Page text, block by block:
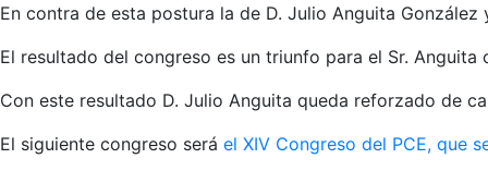
En contra de esta postura la de D. Julio Anguita
El resultado del congreso es un triunfo para el Sr. Anguita
Con este resultado D. Julio Anguita queda reforzado de
El siguiente congreso será el XIV Congreso del PCE, que